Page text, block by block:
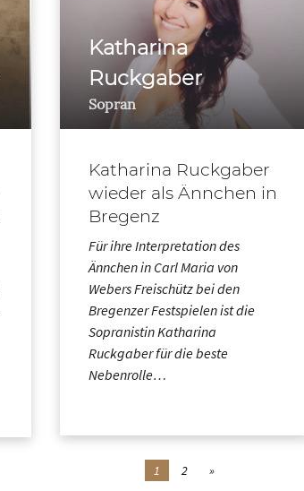
Katharina
Ruckgaber
Sopran
Katharina Ruckgaber
wieder als Ännchen in
Bregenz
Für ihre Interpretation des
Ännchen in Carl Maria von
Webers Freischütz bei den
Bregenzer Festspielen ist die
Sopranistin Katharina
Ruckgaber für die beste
Nebenrolle…
1 2 »